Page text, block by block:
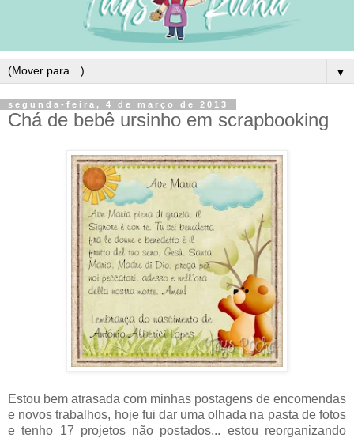
▼
segunda-feira, 4 de março de 2013
Chá de bebê ursinho em scrapbooking
Estou bem atrasada com minhas postagens de encomendas
e novos trabalhos, hoje fui dar uma olhada na pasta de fotos
e tenho 17 projetos não postados... estou reorganizando